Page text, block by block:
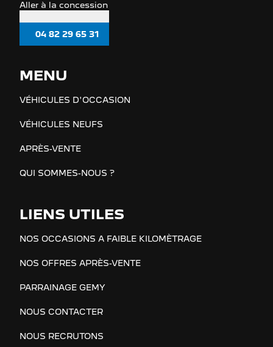
Aller à la concession
04 82 29 65 31
MENU
VÉHICULES D'OCCASION
VÉHICULES NEUFS
APRÈS-VENTE
QUI SOMMES-NOUS ?
LIENS UTILES
NOS OCCASIONS A FAIBLE KILOMÈTRAGE
NOS OFFRES APRÈS-VENTE
PARRAINAGE GEMY
NOUS CONTACTER
NOUS RECRUTONS